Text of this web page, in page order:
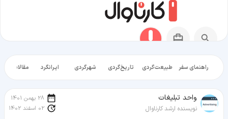
راهنمای سفر طبیعت‌گردی تاریخ‌گردی شهرگردی ایرانگرد مقالات
واحد تبلیغات
نویسنده ارشد کارناوال
28 بهمن 1401
02 اسفند 1402